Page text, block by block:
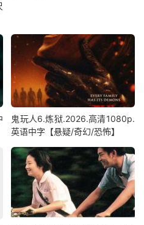
鬼玩人6.炼狱.2026.高清1080p.
英语中字【悬疑/奇幻/恐怖】